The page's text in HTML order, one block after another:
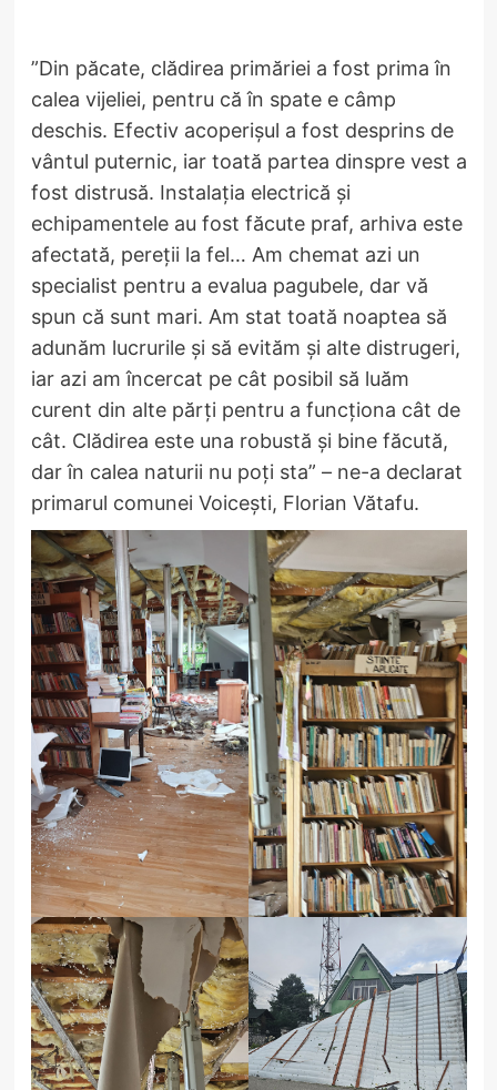
”Din păcate, clădirea primăriei a fost prima în
calea vijeliei, pentru că în spate e câmp
deschis. Efectiv acoperișul a fost desprins de
vântul puternic, iar toată partea dinspre vest a
fost distrusă. Instalația electrică și
echipamentele au fost făcute praf, arhiva este
afectată, pereții la fel… Am chemat azi un
specialist pentru a evalua pagubele, dar vă
spun că sunt mari. Am stat toată noaptea să
adunăm lucrurile și să evităm și alte distrugeri,
iar azi am încercat pe cât posibil să luăm
curent din alte părți pentru a funcționa cât de
cât. Clădirea este una robustă și bine făcută,
dar în calea naturii nu poți sta” – ne-a declarat
primarul comunei Voicești, Florian Vătafu.